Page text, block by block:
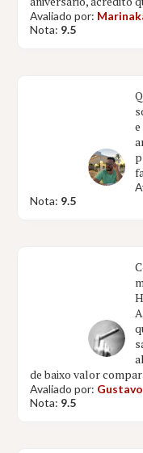
Avaliado por:
Nota: 9.5
Nota: 9.5
de baixo valor
Avaliado por: Gustavo
Nota: 9.5